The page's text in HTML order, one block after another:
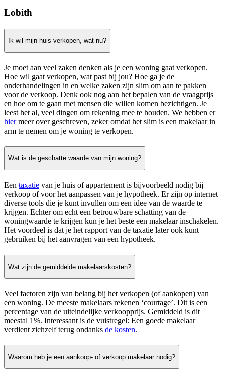
Lobith
Ik wil mijn huis verkopen, wat nu?
Je moet aan veel zaken denken als je een woning gaat verkopen.
Hoe wil gaat verkopen, wat past bij jou? Hoe ga je de
onderhandelingen in en welke zaken zijn slim om aan te pakken
voor de verkoop. Denk ook nog aan het bepalen van de vraagprijs
en hoe om te gaan met mensen die willen komen bezichtigen. Je
leest het al, veel dingen om rekening mee te houden. We hebben er
hiermeer over geschreven, zeker omdat het slim is een makelaar in
arm te nemen om je woning te verkopen.
Wat is de geschatte waarde van mijn woning?
Een taxatie van je huis of appartement is bijvoorbeeld nodig bij
verkoop of voor het aanpassen van je hypotheek. Er zijn op internet
diverse tools die je kunt invullen om een idee van de waarde te
krijgen. Echter om echt een betrouwbare schatting van de
woningwaarde te krijgen kun je het beste een makelaar inschakelen.
Het voordeel is dat je het rapport van de taxatie later ook kunt
gebruiken bij het aanvragen van een hypotheek.
Wat zijn de gemiddelde makelaarskosten?
Veel factoren zijn van belang bij het verkopen (of aankopen) van
een woning. De meeste makelaars rekenen ‘courtage’. Dit is een
percentage van de uiteindelijke verkoopprijs. Gemiddeld is dit
meestal 1%. Interessant is de vuistregel: Een goede makelaar
verdient zichzelf terug ondanks de kosten.
Waarom heb je een aankoop- of verkoop makelaar nodig?